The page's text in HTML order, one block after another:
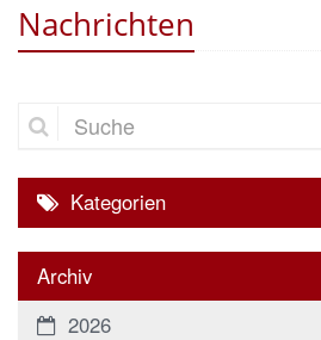
Nachrichten
Suche
Kategorien
Archiv
2026